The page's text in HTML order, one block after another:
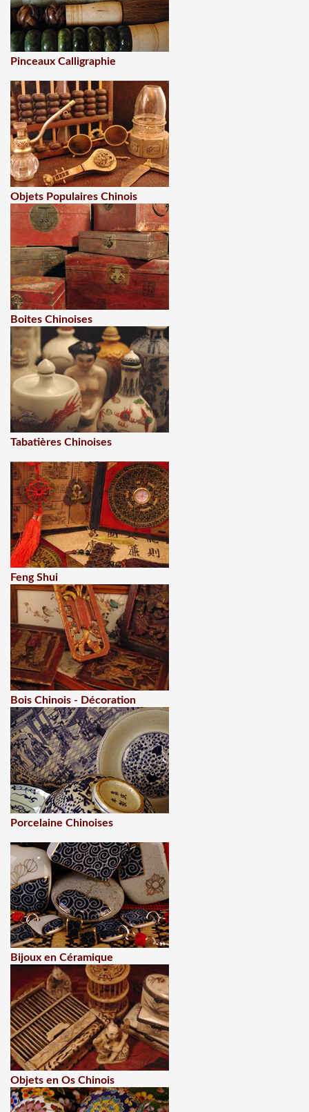
Pinceaux Calligraphie
Objets Populaires Chinois
Boites Chinoises
Tabatières Chinoises
Feng Shui
Bois Chinois - Décoration
Porcelaine Chinoises
Bijoux en Céramique
Objets en Os Chinois